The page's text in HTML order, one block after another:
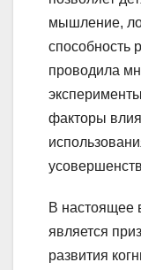
мышление,
способность
проводила
факторы
В настоящее
является
развития